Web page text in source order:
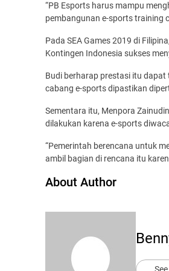
“PB Esports harus mampu
pembangunan e-sports training
Pada SEA Games 2019 di
Kontingen Indonesia sukses
Budi berharap prestasi itu
cabang e-sports dipastikan
Sementara itu, Menpora
dilakukan karena e-sports
“Pemerintah berencana untuk
ambil bagian di rencana itu
About Author